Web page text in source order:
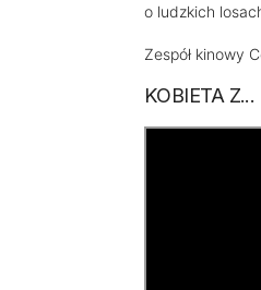
o ludzkich
Zespół kinowy
KOBIETA